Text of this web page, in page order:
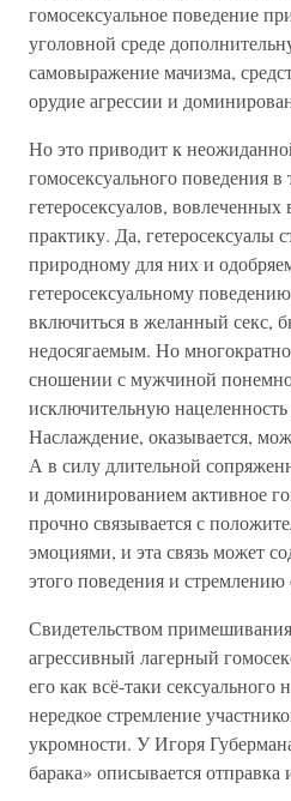
гомосексуальное поведение
уголовной среде
самовыражение мачизма,
орудие агрессии и
Но это приводит к
гомосексуального поведения
гетеросексуалов,
практику. Да, гетеросексуалы
природному для них и
гетеросексуальному
включиться в желанный секс,
недосягаемым. Но
сношении с мужчиной
исключительную
Наслаждение, оказывается,
А в силу длительной
и доминированием активное
прочно связывается с
эмоциями, и эта связь может
этого поведения и стремлению
Свидетельством примешивания
агрессивный лагерный
его как всё-таки сексуального
нередкое стремление
укромности. У Игоря
барака» описывается отправка